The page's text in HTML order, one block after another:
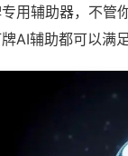
用辅助器，不管
AI辅助都可以满足